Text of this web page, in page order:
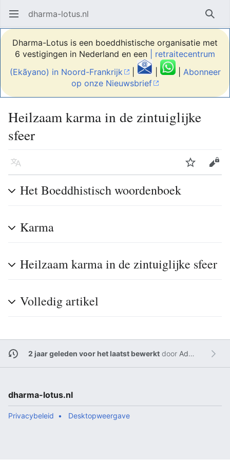
Hoofdmenu openen dharma-lotus.nl
Dharma-Lotus is een boeddhistische organisatie met
6 vestigingen in Nederland en een
| retraitecentrum
(Ekãyano) in Noord-Frankrijk
| | Abonneer
op onze Nieuwsbrief
Heilzaam karma in de zintuiglijke
sfeer
Taal Volgen Bewerken
Het Boeddhistisch woordenboek
Karma
Heilzaam karma in de zintuiglijke sfeer
Volledig artikel
2 jaar geleden voor het laatst bewerktdoor Admin
dharma-lotus.nl
Privacybeleid Desktopweergave